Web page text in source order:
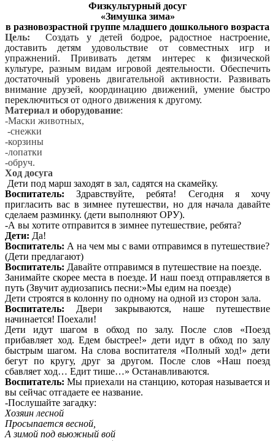
Физкультурный досуг
«Зимушка зима»
в разновозрастной группе младшего дошкольного возраста
Цель:
Создать у детей бодрое, радостное настроение,
доставить детям удовольствие от совместных игр и
упражнений. Прививать детям интерес к физической
культуре, разным видам игровой деятельности. Обеспечить
достаточный уровень двигательной активности. Развивать
внимание друзей, координацию движений, умение быстро
переключиться от одного движения к другому.
Материал и оборудование:
-Маски животных,
-снежки
-корзины
-лопатки
-обруч.
Ход досуга
Дети под марш заходят в зал, садятся на скамейку.
Воспитатель: Здравствуйте, ребята! Сегодня я хочу
пригласить вас в зимнее путешестви, но для начала давайте
сделаем разминку. (дети выполняют ОРУ).
-А вы хотите отправится в зимнее путешествие, ребята?
Дети: Да!
Воспитатель: А на чем мы с вами отправимся в путешествие?
(Дети предлагают)
Воспитатель: Давайте отправимся в путешествие на поезде.
Занимайте скорее места в поезде. И наш поезд отправляется в
путь (Звучит аудиозапись песни:»Мы едим на поезде)
Дети строятся в колонну по одному на одной из сторон зала.
Воспитатель: Двери закрываются, наше путешествие
начинается! Поехали!
Дети идут шагом в обход по залу. После слов «Поезд
прибавляет ход. Едем быстрее!» дети идут в обход по залу
быстрым шагом. На слова воспитателя «Полный ход!» дети
бегут по кругу, друг за другом. После слов «Наш поезд
сбавляет ход… Едит тише…» Останавливаются.
Воспитатель: Мы приехали на станцию, которая называется и
вы сейчас отгадаете ее название.
-Послушайте загадку:
Хозяин лесной
Просыпается весной,
А зимой под вьюжный вой